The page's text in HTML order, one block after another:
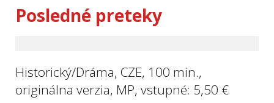
Posledné preteky
Historický/Dráma, CZE, 100 min.,
originálna verzia, MP, vstupné: 5,50 €